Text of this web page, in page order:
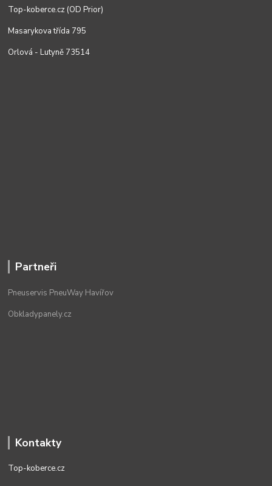
Top-koberce.cz (OD Prior)
Masarykova třída 795
Orlová - Lutyně 73514
Partneři
Pneuservis PneuWay Havířov
Obkladypanely.cz
Kontakty
Top-koberce.cz